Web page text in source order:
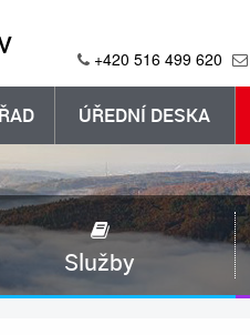
+420 516 499 620
ÚŘEDNÍ DESKA
Služby